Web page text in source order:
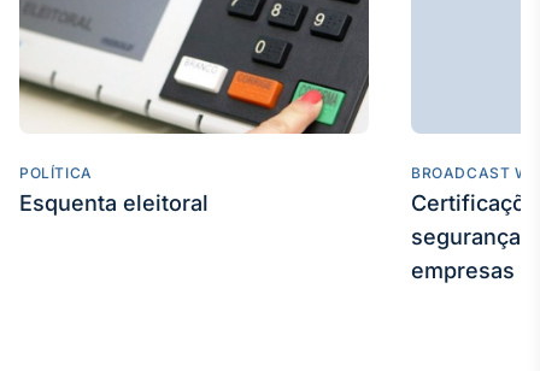
Em breve
POLÍTICA
Esquenta eleitoral
BROADCAST
segurança
empresas